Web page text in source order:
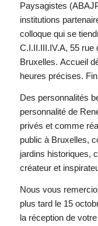
Paysagistes
institutions
colloque qui se
C.I.II.III.IV.A, 55 rue
Bruxelles. Accueil
heures précises.
Des personnalités
personnalité de
privés et comme
public à Bruxelles,
jardins historiques,
créateur et
Nous vous
plus tard le 15
la réception de